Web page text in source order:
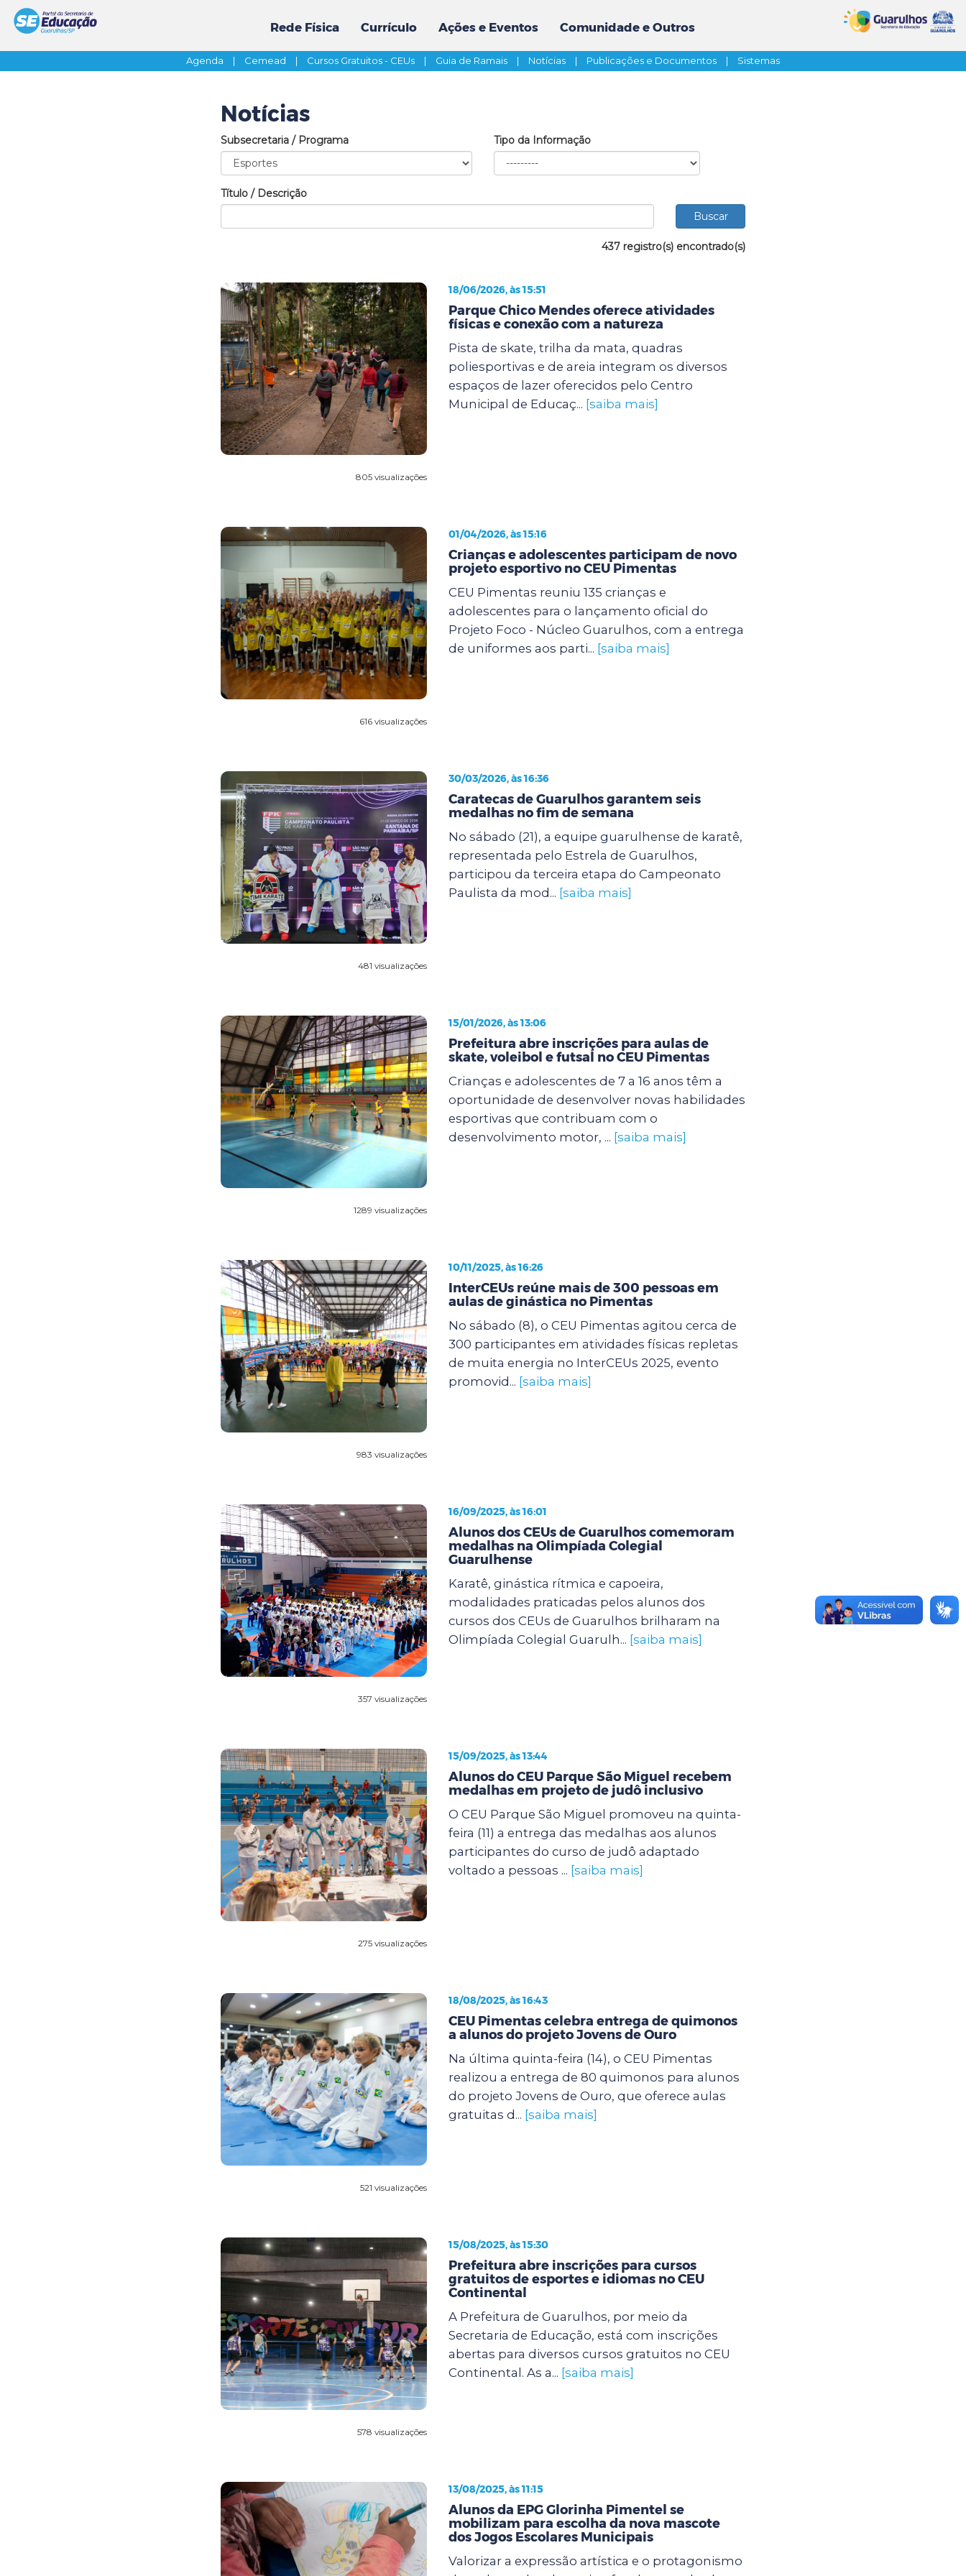
Rede Física Currículo Ações e Eventos Comunidade e Outros
Agenda | Cemead | Cursos Gratuitos - CEUs | Guia de Ramais | Notícias | Publicações e Documentos | Sistemas
Notícias
Subsecretaria / Programa Tipo da Informação
Título / Descrição
437 registro(s) encontrado(s)
805 visualizações
18/06/2026, às 15:51
Parque Chico Mendes oferece atividades
físicas e conexão com a natureza
Pista de skate, trilha da mata, quadras
poliesportivas e de areia integram os diversos
espaços de lazer oferecidos pelo Centro
Municipal de Educaç... [saiba mais]
616 visualizações
01/04/2026, às 15:16
Crianças e adolescentes participam de novo
projeto esportivo no CEU Pimentas
CEU Pimentas reuniu 135 crianças e
adolescentes para o lançamento oficial do
Projeto Foco - Núcleo Guarulhos, com a entrega
de uniformes aos parti... [saiba mais]
481 visualizações
30/03/2026, às 16:36
Caratecas de Guarulhos garantem seis
medalhas no fim de semana
No sábado (21), a equipe guarulhense de karatê,
representada pelo Estrela de Guarulhos,
participou da terceira etapa do Campeonato
Paulista da mod... [saiba mais]
1289 visualizações
15/01/2026, às 13:06
Prefeitura abre inscrições para aulas de
skate, voleibol e futsal no CEU Pimentas
Crianças e adolescentes de 7 a 16 anos têm a
oportunidade de desenvolver novas habilidades
esportivas que contribuam com o
desenvolvimento motor, ... [saiba mais]
983 visualizações
10/11/2025, às 16:26
InterCEUs reúne mais de 300 pessoas em
aulas de ginástica no Pimentas
No sábado (8), o CEU Pimentas agitou cerca de
300 participantes em atividades físicas repletas
de muita energia no InterCEUs 2025, evento
promovid... [saiba mais]
357 visualizações
16/09/2025, às 16:01
Alunos dos CEUs de Guarulhos comemoram
medalhas na Olimpíada Colegial
Guarulhense
Karatê, ginástica rítmica e capoeira,
modalidades praticadas pelos alunos dos
cursos dos CEUs de Guarulhos brilharam na
Olimpíada Colegial Guarulh... [saiba mais]
275 visualizações
15/09/2025, às 13:44
Alunos do CEU Parque São Miguel recebem
medalhas em projeto de judô inclusivo
O CEU Parque São Miguel promoveu na quinta-
feira (11) a entrega das medalhas aos alunos
participantes do curso de judô adaptado
voltado a pessoas ... [saiba mais]
521 visualizações
18/08/2025, às 16:43
CEU Pimentas celebra entrega de quimonos
a alunos do projeto Jovens de Ouro
Na última quinta-feira (14), o CEU Pimentas
realizou a entrega de 80 quimonos para alunos
do projeto Jovens de Ouro, que oferece aulas
gratuitas d... [saiba mais]
578 visualizações
15/08/2025, às 15:30
Prefeitura abre inscrições para cursos
gratuitos de esportes e idiomas no CEU
Continental
A Prefeitura de Guarulhos, por meio da
Secretaria de Educação, está com inscrições
abertas para diversos cursos gratuitos no CEU
Continental. As a... [saiba mais]
13/08/2025, às 11:15
Alunos da EPG Glorinha Pimentel se
mobilizam para escolha da nova mascote
dos Jogos Escolares Municipais
Valorizar a expressão artística e o protagonismo